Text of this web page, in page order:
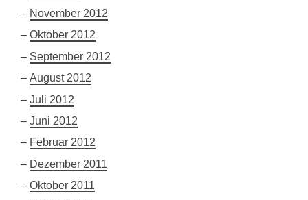
November 2012
Oktober 2012
September 2012
August 2012
Juli 2012
Juni 2012
Februar 2012
Dezember 2011
Oktober 2011